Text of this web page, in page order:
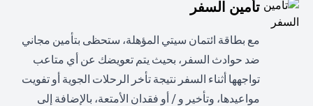
تأمين السفر
مع بطاقة ائتمان سيتي المؤهلة، ستحظى بتأمين مجاني
ضد حوادث السفر، بحيث يتم تعويضك عن أي متاعب
تواجهها أثناء السفر نتيجة تأخر الرحلات الجوية أو تفويت
مواعيدها، وتأخير و / أو فقدان الأمتعة، بالإضافة إلى